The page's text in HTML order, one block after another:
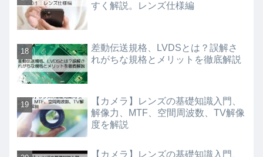
すく解説。レンズ仕様編
差動伝送規格、LVDSとは？誤解さ
れがちな規格とメリットを徹底解説
【カメラ】レンズの基礎知識入門、
解像力、MTF、空間周波数、TV解像
度を解説
【カメラ】レンズの基礎知識入門、